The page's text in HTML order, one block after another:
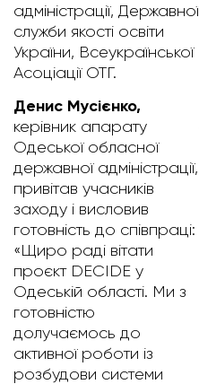
адміністрації, Державної
служби якості освіти
України, Всеукраїнської
Асоціації ОТГ.
Денис Мусієнко,
керівник апарату
Одеської обласної
державної адміністрації,
привітав учасників
заходу і висловив
готовність до співпраці:
«Щиро раді вітати
проєкт DECIDE у
Одеській області. Ми з
готовністю
долучаємось до
активної роботи із
розбудови системи